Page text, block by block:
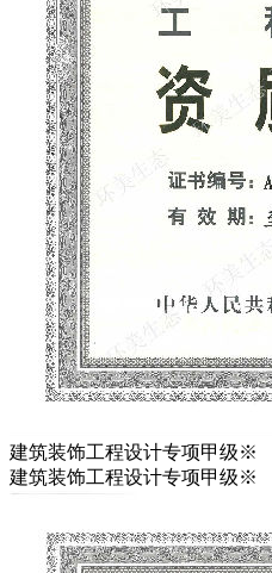
建筑装饰工程设计专项甲级※
建筑装饰工程设计专项甲级※